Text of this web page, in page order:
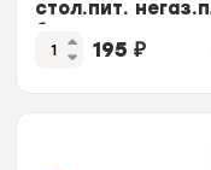
стол.пит.
195 ₽